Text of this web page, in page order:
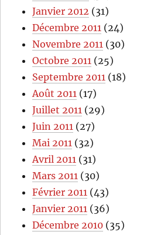
Janvier 2012 (31)
Décembre 2011 (24)
Novembre 2011 (30)
Octobre 2011 (25)
Septembre 2011 (18)
Août 2011 (17)
Juillet 2011 (29)
Juin 2011 (27)
Mai 2011 (32)
Avril 2011 (31)
Mars 2011 (30)
Février 2011 (43)
Janvier 2011 (36)
Décembre 2010 (35)